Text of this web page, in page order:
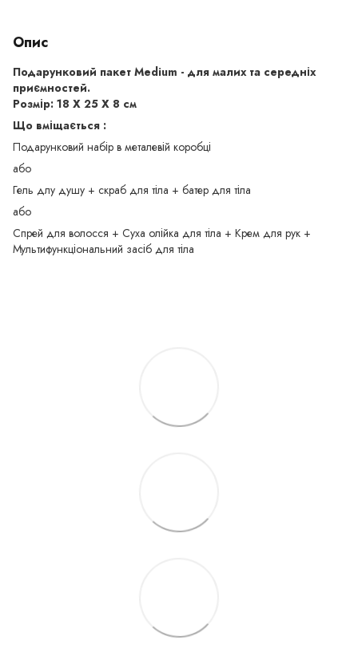
Опис
Подарунковий пакет Medium - для малих та середніх
приємностей.
Розмір: 18 Х 25 Х 8 см
Що вміщається :
Подарунковий набір в металевій коробці
або
Гель длу душу + скраб для тіла + батер для тіла
або
Спрей для волосся + Суха олійка для тіла + Крем для рук +
Мультифункціональний засіб для тіла